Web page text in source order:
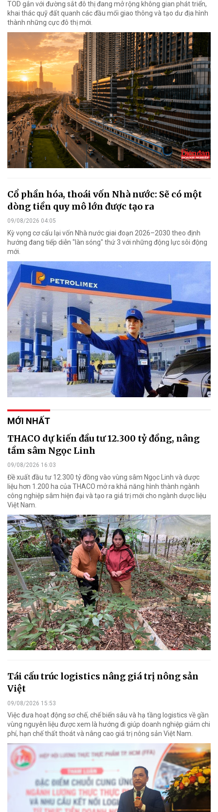
TOD gắn với đường sắt đô thị đang mở rộng không gian phát triển,
khai thác quỹ đất quanh các đầu mối giao thông và tạo dư địa hình
thành những cực đô thị mới.
Cổ phần hóa, thoái vốn Nhà nước: Sẽ có một
dòng tiền quy mô lớn được tạo ra
09/08/2026 04:05
Kỳ vọng cơ cấu lại vốn Nhà nước giai đoạn 2026–2030 theo định
hướng đang tiếp diễn "làn sóng" thứ 3 với những động lực sôi động
mới.
MỚI NHẤT
THACO dự kiến đầu tư 12.300 tỷ đồng, nâng
tầm sâm Ngọc Linh
09/08/2026 16:03
Đề xuất đầu tư 12.300 tỷ đồng vào vùng sâm Ngọc Linh và dược
liệu hơn 1.200 ha của THACO mở ra khả năng hình thành ngành
công nghiệp sâm hiện đại và tạo ra giá trị mới cho ngành dược liệu
Việt Nam.
Tái cấu trúc logistics nâng giá trị nông sản
Việt
09/08/2026 15:53
Việc đưa hoạt động sơ chế, chế biến sâu và hạ tầng logistics về gần
vùng nguyên liệu được xem là hướng đi giúp doanh nghiệp giảm chi
phí, hạn chế thất thoát và nâng cao giá trị nông sản Việt Nam.